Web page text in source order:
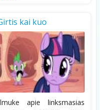
kai kuo
apie linksmasias